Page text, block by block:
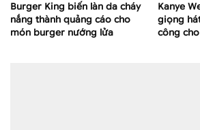
Burger King biến làn da cháy
nắng thành quảng cáo cho
món burger nướng lửa
Kanye
giọng
công